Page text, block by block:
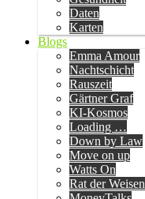
Daten
Karten
Blogs
Emma Amour
Nachtschicht
Rauszeit
Gärtner Graf
KI-Kosmos
Loading …
Down by Law
Move on up
Watts On
Rat der Weisen